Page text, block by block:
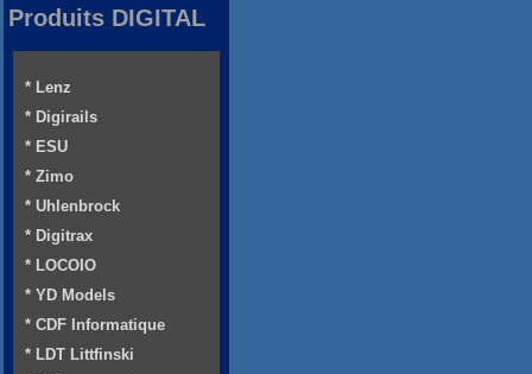
Produits DIGITAL
* Lenz
* Digirails
* ESU
* Zimo
* Uhlenbrock
* Digitrax
* LOCOIO
* YD Models
* CDF Informatique
* LDT Littfinski